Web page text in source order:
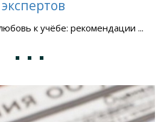
к учёбе: рекомендации ...